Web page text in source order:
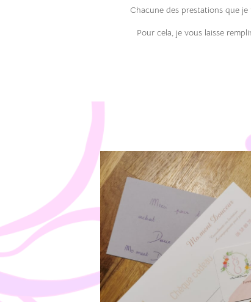
Chacune des prestations que
Pour cela, je vous laisse